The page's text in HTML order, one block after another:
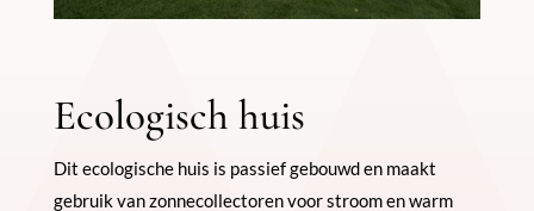
Ecologisch huis
Dit ecologische huis is passief gebouwd en maakt
gebruik van zonnecollectoren voor stroom en warm